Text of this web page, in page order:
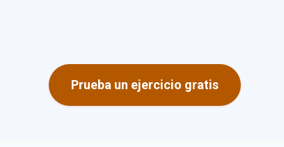
Prueba un ejercicio gratis